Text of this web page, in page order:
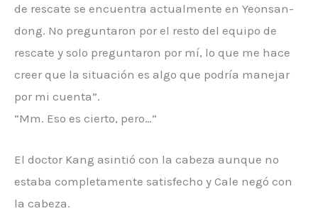
de rescate se encuentra actualmente en Yeonsan-
dong. No preguntaron por el resto del equipo de
rescate y solo preguntaron por mí, lo que me hace
creer que la situación es algo que podría manejar
por mi cuenta”.
“Mm. Eso es cierto, pero…”
El doctor Kang asintió con la cabeza aunque no
estaba completamente satisfecho y Cale negó con
la cabeza.